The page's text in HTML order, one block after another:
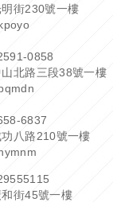
街230號一樓
0858
北路三段38號一樓
6837
八路210號一樓
街45號一樓